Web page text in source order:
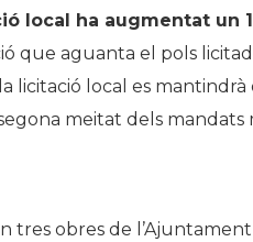
local ha augmentat un
que aguanta el pols
local es mantindrà
meitat dels mandats
obres de l’Ajuntament